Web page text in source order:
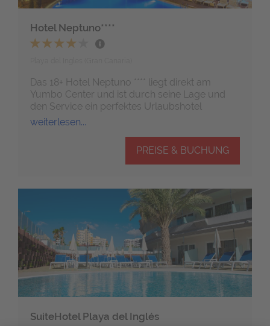
Hotel Neptuno****
Das 18+ Hotel Neptuno **** liegt direkt am
Yumbo Center und ist durch seine Lage und
den Service ein perfektes Urlaubshotel
weiterlesen...
PREISE & BUCHUNG
SuiteHotel Playa del Inglés